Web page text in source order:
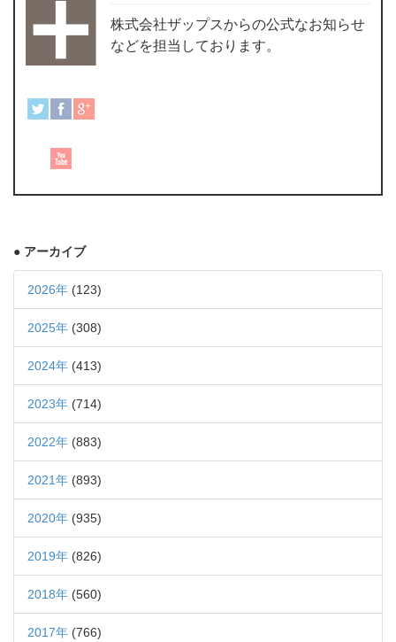
株式会社ザップスからの公式なお知らせ
などを担当しております。
● アーカイブ
2026年 (123)
2025年 (308)
2024年 (413)
2023年 (714)
2022年 (883)
2021年 (893)
2020年 (935)
2019年 (826)
2018年 (560)
2017年 (766)